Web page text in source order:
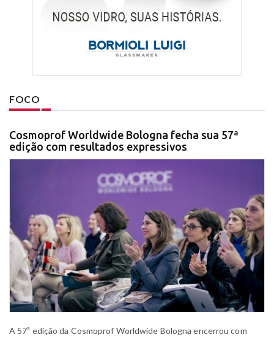
FOCO
Cosmoprof Worldwide Bologna fecha sua 57ª
edição com resultados expressivos
A 57ª edição da Cosmoprof Worldwide Bologna encerrou com